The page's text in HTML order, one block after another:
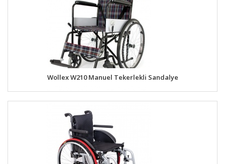
Wollex W210 Manuel Tekerlekli Sandalye